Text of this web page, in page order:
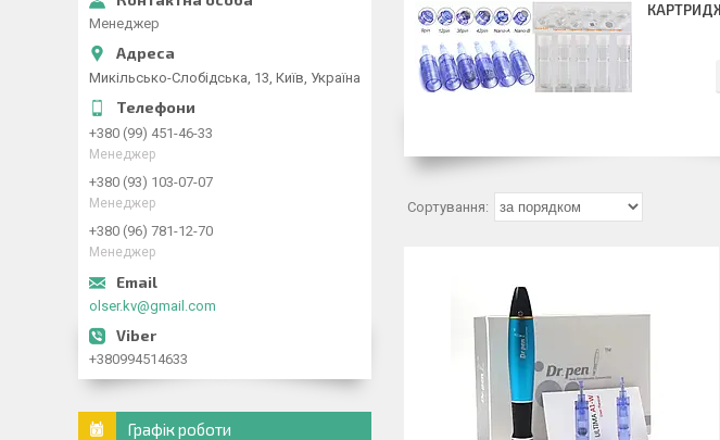
КАРТРИДЖ
Менеджер
Микільсько-Слобідська, 13, Київ, Україна
+380 (99) 451-46-33
Менеджер
+380 (93) 103-07-07
Менеджер
+380 (96) 781-12-70
Менеджер
olser.kv@gmail.com
+380994514633
Графік роботи